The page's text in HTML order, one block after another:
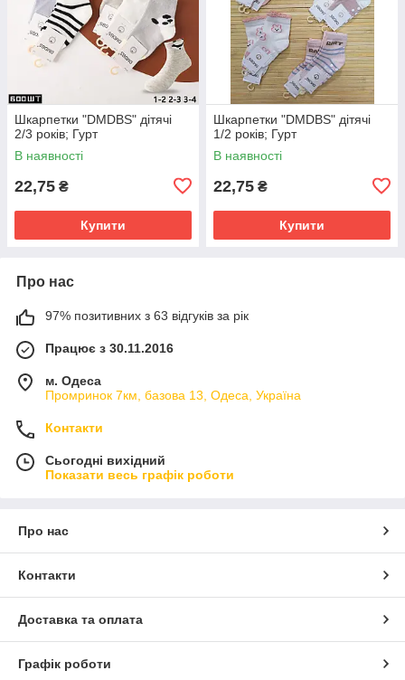
Шкарпетки "DMDBS" дітячі
2/3 років; Гурт
В наявності
22,75 ₴
Купити
Шкарпетки "DMDBS" дітячі
1/2 років; Гурт
В наявності
22,75 ₴
Купити
Про нас
97% позитивних з 63 відгуків за рік
Працює з 30.11.2016
м. Одеса
Промринок 7км, базова 13, Одеса, Україна
Контакти
Сьогодні вихідний
Показати весь графік роботи
Про нас
Контакти
Доставка та оплата
Графік роботи